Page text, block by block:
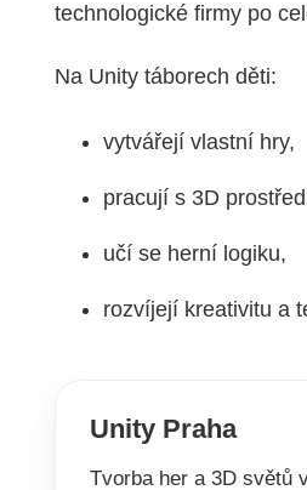
technologické firmy po
Na Unity táborech děti:
vytvářejí vlastní hry,
pracují s 3D
učí se herní logiku,
rozvíjejí kreativitu a
Unity Praha
Tvorba her a 3D světů